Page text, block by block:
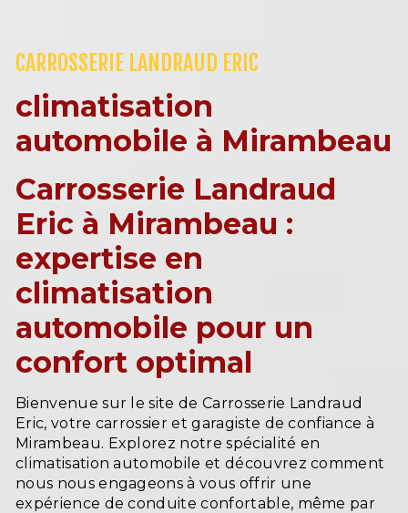
CARROSSERIE LANDRAUD ERIC
climatisation
automobile à Mirambeau
Carrosserie Landraud
Eric à Mirambeau :
expertise en
climatisation
automobile pour un
confort optimal
Bienvenue sur le site de Carrosserie Landraud
Eric, votre carrossier et garagiste de confiance à
Mirambeau. Explorez notre spécialité en
climatisation automobile et découvrez comment
nous nous engageons à vous offrir une
expérience de conduite confortable, même par